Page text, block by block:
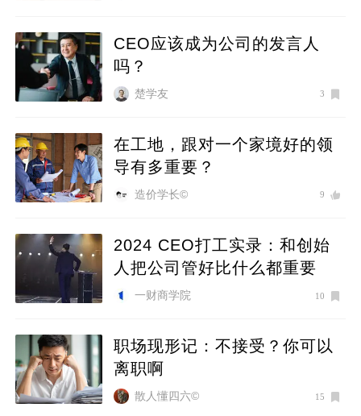
CEO应该成为公司的发言人
吗？
楚学友 3
在工地，跟对一个家境好的领
导有多重要？
造价学长© 9
2024 CEO打工实录：和创始
人把公司管好比什么都重要
一财商学院 10
职场现形记：不接受？你可以
离职啊
散人懂四六© 15